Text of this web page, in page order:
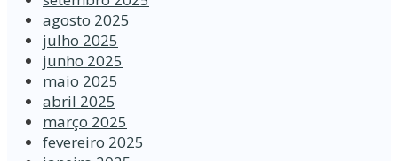
agosto 2025
julho 2025
junho 2025
maio 2025
abril 2025
março 2025
fevereiro 2025